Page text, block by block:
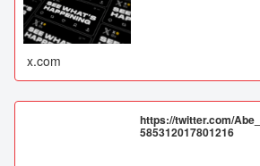
x.com
https://twitter.com/
585312017801216